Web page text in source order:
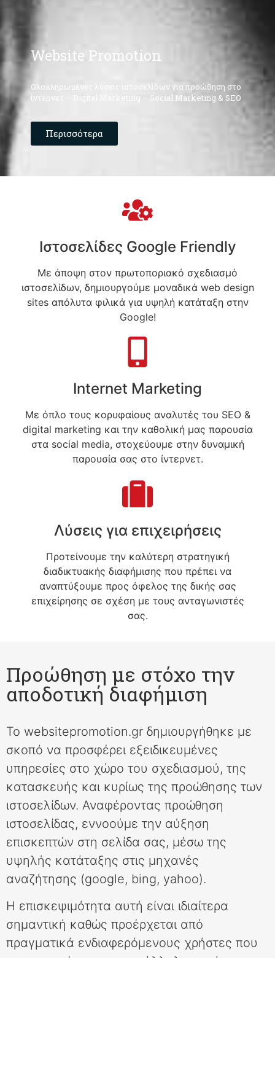
Ιστοσελίδες Google Friendly
Με άποψη στον πρωτοποριακό σχεδιασμό
ιστοσελίδων, δημιουργούμε μοναδικά web design
sites απόλυτα φιλικά για υψηλή κατάταξη στην
Google!
Internet Marketing
Με όπλο τους κορυφαίους αναλυτές του SEO &
digital marketing και την καθολική μας παρουσία
στα social media, στοχεύουμε στην δυναμική
παρουσία σας στο ίντερνετ.
Λύσεις για επιχειρήσεις
Προτείνουμε την καλύτερη στρατηγική
διαδικτυακής διαφήμισης που πρέπει να
αναπτύξουμε προς όφελος της δικής σας
επιχείρησης σε σχέση με τους ανταγωνιστές
σας.
Προώθηση με στόχο την
αποδοτική διαφήμιση
Το websitepromotion.gr δημιουργήθηκε με
σκοπό να προσφέρει εξειδικευμένες
υπηρεσίες στο χώρο του σχεδιασμού, της
κατασκευής και κυρίως της προώθησης των
ιστοσελίδων. Αναφέροντας προώθηση
ιστοσελίδας, εννοούμε την αύξηση
επισκεπτών στη σελίδα σας, μέσω της
υψηλής κατάταξης στις μηχανές
αναζήτησης (google, bing, yahoo).
Η επισκεψιμότητα αυτή είναι ιδιαίτερα
σημαντική καθώς προέρχεται από
πραγματικά ενδιαφερόμενους χρήστες που
χρησιμοποίησαν τις κατάλληλες φράσεις